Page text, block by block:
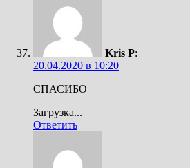
Kris P:
20.04.2020 в 10:20
СПАСИБО
Загрузка...
Ответить